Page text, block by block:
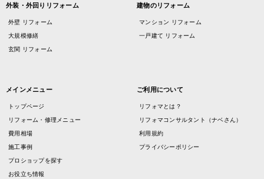
外装・外回りリフォーム
外壁 リフォーム
大規模修繕
玄関 リフォーム
建物のリフォーム
マンション リフォーム
一戸建て リフォーム
メインメニュー
トップページ
リフォーム・修理メニュー
費用相場
施工事例
プロショップを探す
お役立ち情報
ご利用について
リフォマとは？
リフォマコンサルタント（ナベさん）
利用規約
プライバシーポリシー